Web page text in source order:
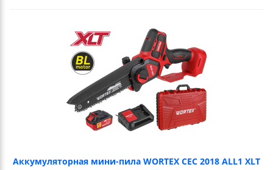
Аккумуляторная мини-пила WORTEX CEC 2018 ALL1 XLT